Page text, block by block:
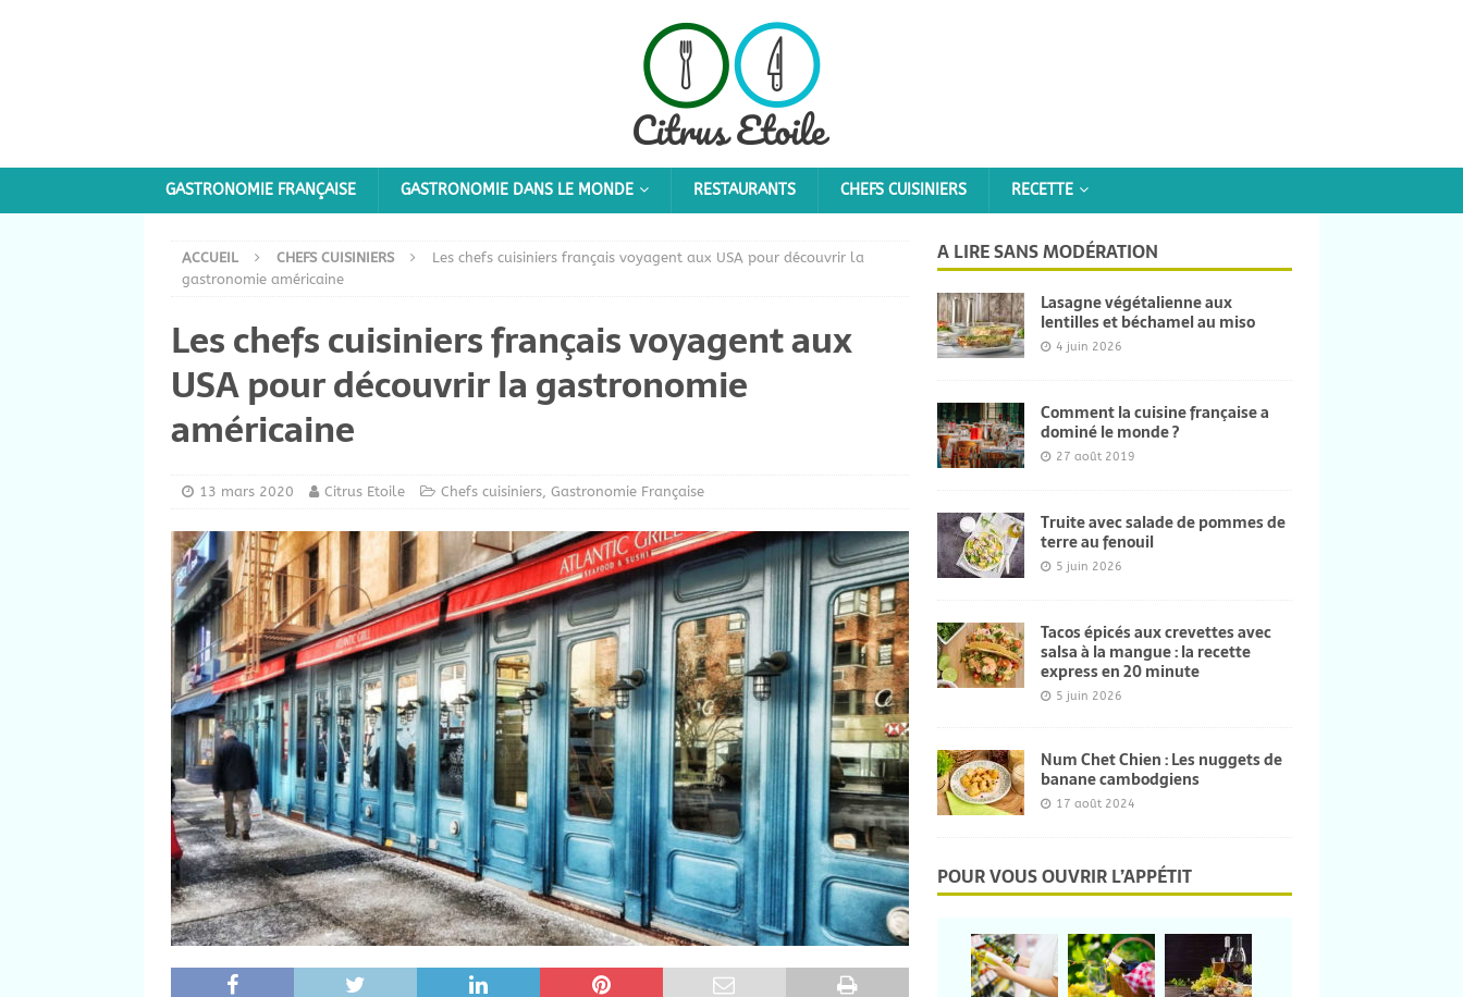
GASTRONOMIE FRANÇAISE GASTRONOMIE DANS LE MONDE RESTAURANTS CHEFS CUISINIERS RECETTE
ACCUEIL CHEFS CUISINIERS
Les chefs cuisiniers français voyagent aux USA pour découvrir la
gastronomie américaine
Les chefs cuisiniers français voyagent aux
USA pour découvrir la gastronomie
américaine
13 mars 2020 Citrus Etoile Chefs cuisiniers, Gastronomie Française
A LIRE SANS MODÉRATION
Lasagne végétalienne aux
lentilles et béchamel au miso
4 juin 2026
Comment la cuisine française a
dominé le monde ?
27 août 2019
Truite avec salade de pommes de
terre au fenouil
5 juin 2026
Tacos épicés aux crevettes avec
salsa à la mangue : la recette
express en 20 minute
5 juin 2026
Num Chet Chien : Les nuggets de
banane cambodgiens
17 août 2024
POUR VOUS OUVRIR L’APPÉTIT